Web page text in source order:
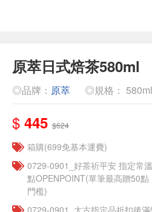
原萃日式焙茶580ml
◎品牌： 原萃 ◎規格：
$ 445 $624
箱購(699免基本運費)
​​0729-0901_好茶祈平安 指定常
點OPENPOINT(單筆最高贈50
門檻)
0729-0901_太古指定品折扣後